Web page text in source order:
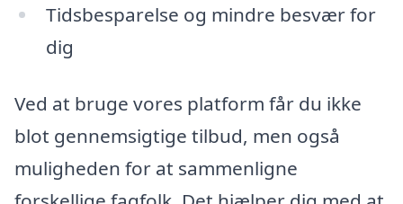
Tidsbesparelse og mindre besvær for
dig
Ved at bruge vores platform får du ikke
blot gennemsigtige tilbud, men også
muligheden for at sammenligne